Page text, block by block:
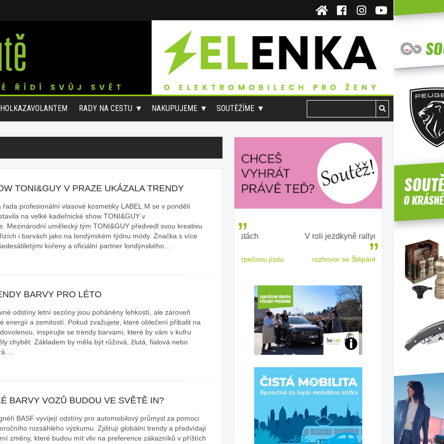
RADY NA CESTU NAKUPUJEME SOUTĚŽÍME
TONI&GUY V PRAZE UKÁZALA TRENDY
řada profesionální vlasové kosmetiky LABEL.M se v pondělí
na velké kadeřnické show TONI&GUY v
Mezinárodní umělecký tým TONI&GUY předvedl svou kreativu
i barvách jako na londýnském týdnu módy. Značka s více
kořeny a oficiální partner londýnského…
BARVY PRO LÉTO
odstíny letní sezóny jsou poháněny lehkostí, ale zároveň
energií a zemitostí. Pokud zvažujete, které oblečení přibalit na
inspirujte se trendy barvami, které by vám v kufru
chybět. Základem by měla být růžová, žlutá, fialová nebo
BARVY VOZŮ BUDOU VE SVĚTĚ IN?
BASF vyvíjejí odstíny pro automobilový průmysl za pomoci
rozsáhlého výzkumu. Zjišťují globální trendy a předvídají
změny, které budou mít vliv na preference zákazníků v příštích
správného poutání
autosedačky
Zabavte děti na cestách V roli jezdkyně rallycrossu
rozhovor se Štěpánkou Mottlovou
ženským
Jaké
ženy-
řidičky